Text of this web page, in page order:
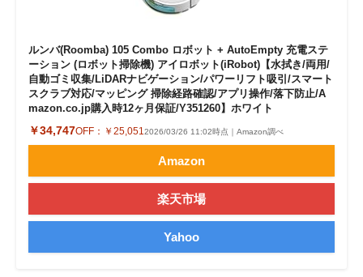
ルンバ(Roomba) 105 Combo ロボット + AutoEmpty 充電ステ
ーション (ロボット掃除機) アイロボット(iRobot)【水拭き/両用/
自動ゴミ収集/LiDARナビゲーション/パワーリフト吸引/スマート
スクラブ対応/マッピング 掃除経路確認/アプリ操作/落下防止/A
mazon.co.jp購入時12ヶ月保証/Y351260】ホワイト
￥34,747OFF： ￥25,0512026/03/26 11:02時点｜Amazon調べ
Amazon
楽天市場
Yahoo